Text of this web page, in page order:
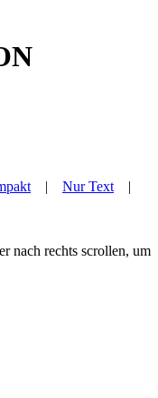
| Nur Text |
nach rechts scrollen, um